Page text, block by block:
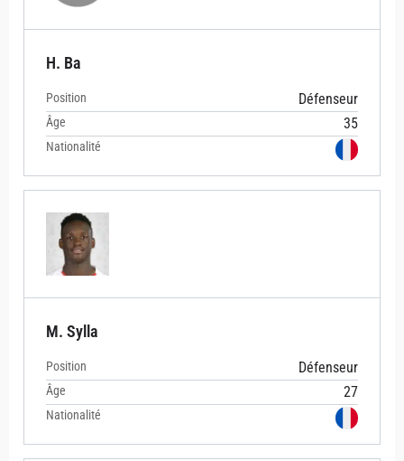
H. Ba
Position Défenseur
Âge 35
Nationalité
M. Sylla
Position Défenseur
Âge 27
Nationalité